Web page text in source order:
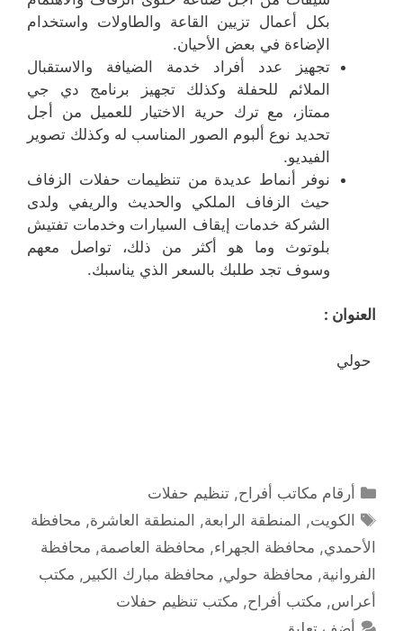
بكل أعمال تزيين القاعة والطاولات واستخدام
الإضاءة في بعض الأحيان.
تجهيز عدد أفراد خدمة الضيافة والاستقبال
الملائم للحفلة وكذلك تجهيز برنامج دي جي
ممتاز، مع ترك حرية الاختيار للعميل من أجل
تحديد نوع ألبوم الصور المناسب له وكذلك تصوير
الفيديو.
نوفر أنماط عديدة من تنظيمات حفلات الزفاف
حيث الزفاف الملكي والحديث والريفي ولدى
الشركة خدمات إيقاف السيارات وخدمات تفتيش
بلوتوث وما هو أكثر من ذلك، تواصل معهم
وسوف تجد طلبك بالسعر الذي يناسبك.
العنوان :
حولي
التصنيفات
أرقام مكاتب أفراح,تنظيم حفلات
الوسوم
الكويت, المنطقة الرابعة, المنطقة العاشرة, محافظة
الأحمدي, محافظة الجهراء, محافظة العاصمة, محافظة
الفروانية, محافظة حولي, محافظة مبارك الكبير , مكتب
أعراس, مكتب أفراح, مكتب تنظيم حفلات